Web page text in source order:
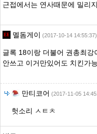
근접에서는 연사때문에 밀리
멜돔게이 (2017-10-14 14:55:37)
글록 18이랑 더불어 권총최
안쓰고 이거만있어도 치킨가능
만티코어 (2017-11-05
헛소리 ㅅㅌㅊ